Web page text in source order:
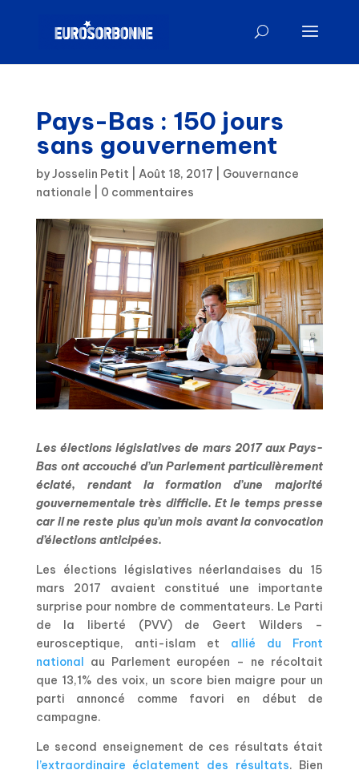
Pays-Bas : 150 jours
sans gouvernement
byJosselin Petit Août 18, 2017
Gouvernance
nationale
0 commentaires
Les élections législatives de mars 2017 aux Pays-
Bas ont accouché d’un Parlement particulièrement
éclaté, rendant la formation d’une majorité
gouvernementale très difficile. Et le temps presse
car il ne reste plus qu’un mois avant la convocation
d’élections anticipées.
Les élections législatives néerlandaises du 15
mars 2017 avaient constitué une importante
surprise pour nombre de commentateurs. Le Parti
de la liberté (PVV) de Geert Wilders –
eurosceptique, anti-islam et allié du Front
national
au Parlement européen – ne récoltait
que 13,1% des voix, un score bien maigre pour un
parti annoncé comme favori en début de
campagne.
Le second enseignement de ces résultats était
l’extraordinaire éclatement des résultats. Bien